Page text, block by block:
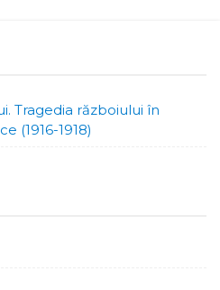
Tragedia războiului în
(1916-1918)